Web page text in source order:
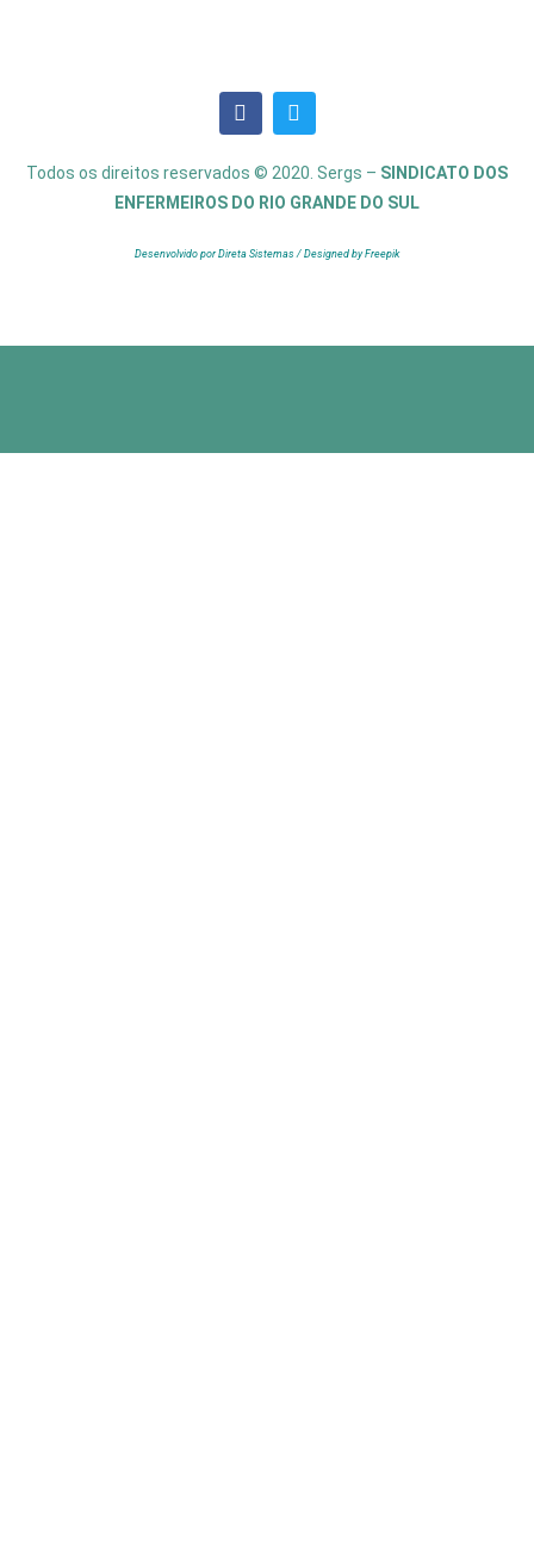
Todos os direitos reservados © 2020. Sergs – SINDICATO DOS
ENFERMEIROS DO RIO GRANDE DO SUL
Desenvolvido por Direta Sistemas / Designed by Freepik